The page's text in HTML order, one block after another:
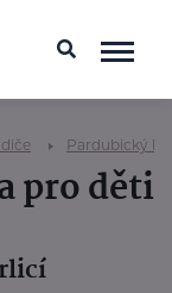
Pardubický
pro děti